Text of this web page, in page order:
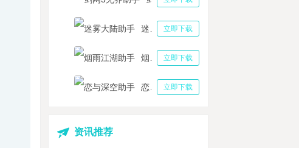
立即下载
立即下载
立即下载
资讯推荐